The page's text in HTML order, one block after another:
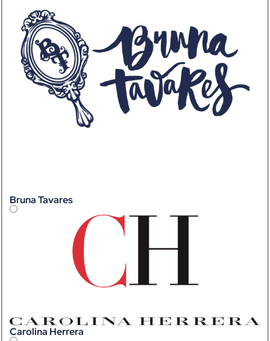
Bruna Tavares
Carolina Herrera